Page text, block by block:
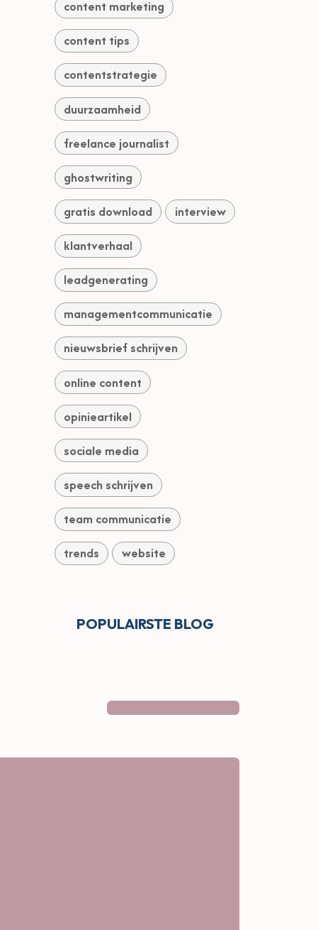
content marketing
content tips
contentstrategie
duurzaamheid
freelance journalist
ghostwriting
gratis download
interview
klantverhaal
leadgenerating
managementcommunicatie
nieuwsbrief schrijven
online content
opinieartikel
sociale media
speech schrijven
team communicatie
trends
website
POPULAIRS​TE BLOG